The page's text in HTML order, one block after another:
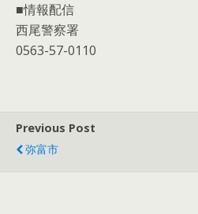
■情報配信
西尾警察署
0563-57-0110
Previous Post
弥富市